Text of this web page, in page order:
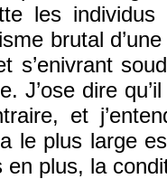
les
brutal
s’enivrant
J’ose dire
et
le plus large
en plus, la